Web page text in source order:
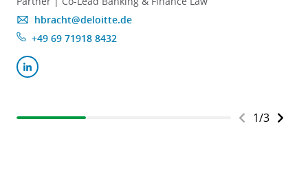
hbracht@deloitte.de
+49 69 71918 8432
1/3